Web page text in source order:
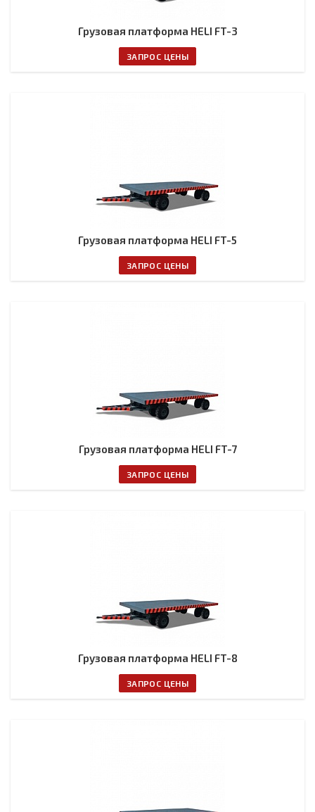
Грузовая платформа HELI FT-3
ЗАПРОС ЦЕНЫ
Грузовая платформа HELI FT-5
ЗАПРОС ЦЕНЫ
Грузовая платформа HELI FT-7
ЗАПРОС ЦЕНЫ
Грузовая платформа HELI FT-8
ЗАПРОС ЦЕНЫ